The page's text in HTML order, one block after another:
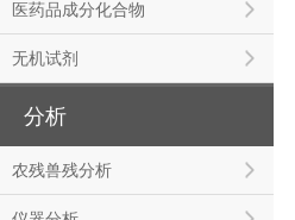
医药品成分化合物
无机试剂
分析
农残兽残分析